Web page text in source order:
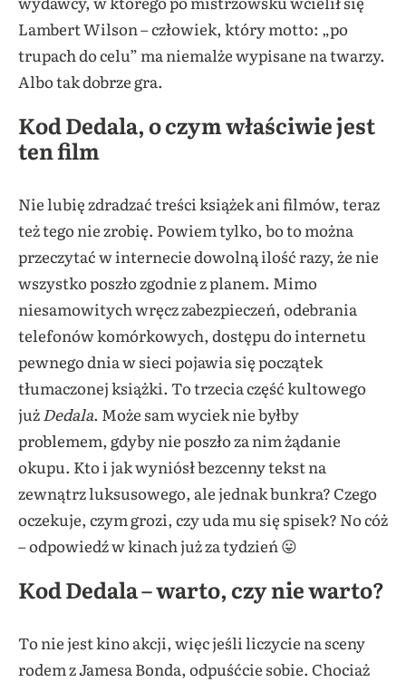
Lambert Wilson – człowiek, który motto: „po
trupach do celu” ma niemalże wypisane na twarzy.
Albo tak dobrze gra.
Kod Dedala, o czym właściwie jest
ten film
Nie lubię zdradzać treści książek ani filmów, teraz
też tego nie zrobię. Powiem tylko, bo to można
przeczytać w internecie dowolną ilość razy, że nie
wszystko poszło zgodnie z planem. Mimo
niesamowitych wręcz zabezpieczeń, odebrania
telefonów komórkowych, dostępu do internetu
pewnego dnia w sieci pojawia się początek
tłumaczonej książki. To trzecia część kultowego
jużDedala. Może sam wyciek nie byłby
problemem, gdyby nie poszło za nim żądanie
okupu. Kto i jak wyniósł bezcenny tekst na
zewnątrz luksusowego, ale jednak bunkra? Czego
oczekuje, czym grozi, czy uda mu się spisek? No cóż
– odpowiedź w kinach już za tydzień 😛
Kod Dedala – warto, czy nie warto?
To nie jest kino akcji, więc jeśli liczycie na sceny
rodem z Jamesa Bonda, odpuśćcie sobie. Chociaż